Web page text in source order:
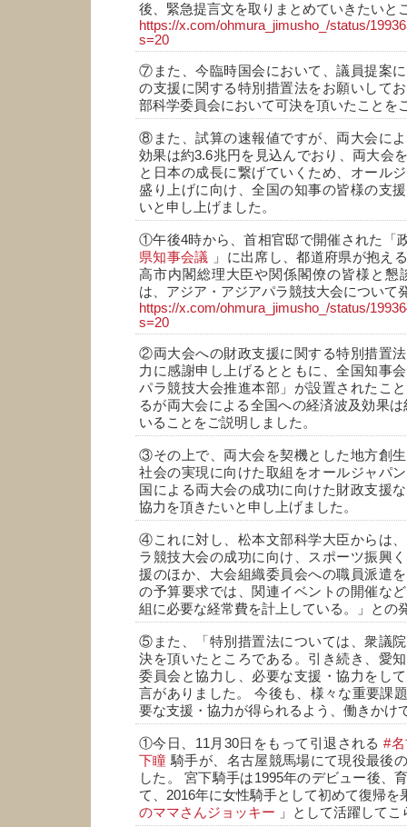
後、緊急提言文を取りまとめていきたいと
https://x.com/ohmura_jimusho_/status/
s=20
⑦また、今臨時国会において、議員提案
の支援に関する特別措置法をお願いして
部科学委員会において可決を頂いたことを
⑧また、試算の速報値ですが、両大会に
効果は約3.6兆円を見込んでおり、両大会
と日本の成長に繋げていくため、オール
盛り上げに向け、全国の知事の皆様の支
いと申し上げました。
①午後4時から、首相官邸で開催された「
県知事会議
」に出席し、都道府県が抱え
高市内閣総理大臣や関係閣僚の皆様と懇
は、アジア・アジアパラ競技大会について
https://x.com/ohmura_jimusho_/status/
s=20
②両大会への財政支援に関する特別措置
力に感謝申し上げるとともに、全国知事
パラ競技大会推進本部」が設置されたこ
るが両大会による全国への経済波及効果
いることをご説明しました。
③その上で、両大会を契機とした地方創
社会の実現に向けた取組をオールジャパ
国による両大会の成功に向けた財政支援
協力を頂きたいと申し上げました。
④これに対し、松本文部科学大臣からは
ラ競技大会の成功に向け、スポーツ振興
援のほか、大会組織委員会への職員派遣
の予算要求では、関連イベントの開催な
組に必要な経常費を計上している。」との
⑤また、「特別措置法については、衆議
決を頂いたところである。引き続き、愛
委員会と協力し、必要な支援・協力をし
言がありました。 今後も、様々な重要課
要な支援・協力が得られるよう、働きかけ
①今日、11月30日をもって引退される#
下瞳 騎手が、名古屋競馬場にて現役最後
した。 宮下騎手は1995年のデビュー後、
て、2016年に女性騎手として初めて復帰を
のママさんジョッキー 」として活躍して